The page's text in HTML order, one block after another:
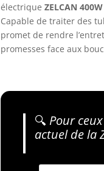
électriqueZELCAN 400W
Capable de traiter des
promet de rendre
promesses face aux
🔍 Pour
actuel de la